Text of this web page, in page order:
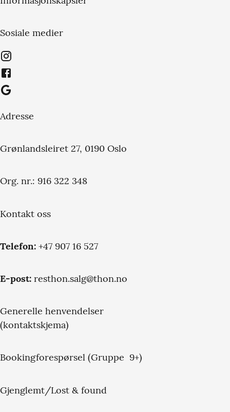
Sosiale medier
Adresse
Grønlandsleiret 27, 0190 Oslo
Org. nr.: 916 322 348
Kontakt oss
Telefon: +47 907 16 527
E-post: resthon.salg@thon.no
Generelle henvendelser
(kontaktskjema)
Bookingforespørsel (Gruppe 9+)
Gjenglemt/Lost & found